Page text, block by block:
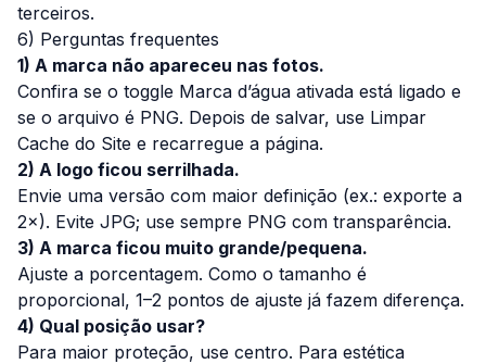
terceiros.
6) Perguntas frequentes
1) A marca não apareceu nas fotos.
Confira se o toggle Marca d’água ativada está ligado e
se o arquivo é PNG. Depois de salvar, use Limpar
Cache do Site e recarregue a página.
2) A logo ficou serrilhada.
Envie uma versão com maior definição (ex.: exporte a
2×). Evite JPG; use sempre PNG com transparência.
3) A marca ficou muito grande/pequena.
Ajuste a porcentagem. Como o tamanho é
proporcional, 1–2 pontos de ajuste já fazem diferença.
4) Qual posição usar?
Para maior proteção, use centro. Para estética